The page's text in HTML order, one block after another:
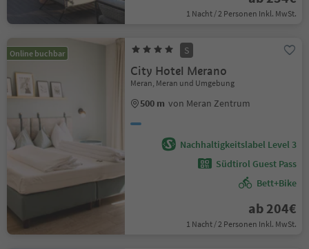
1 Nacht / 2 Personen Inkl. MwSt.
Online buchbar S
City Hotel Merano
Meran, Meran und Umgebung
500 m von Meran Zentrum
Nachhaltigkeitslabel Level 3
Südtirol Guest Pass
Bett+Bike
ab 204€
1 Nacht / 2 Personen Inkl. MwSt.